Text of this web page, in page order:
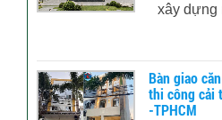
xây dựng
Bàn giao
thi công cải
-TPHCM